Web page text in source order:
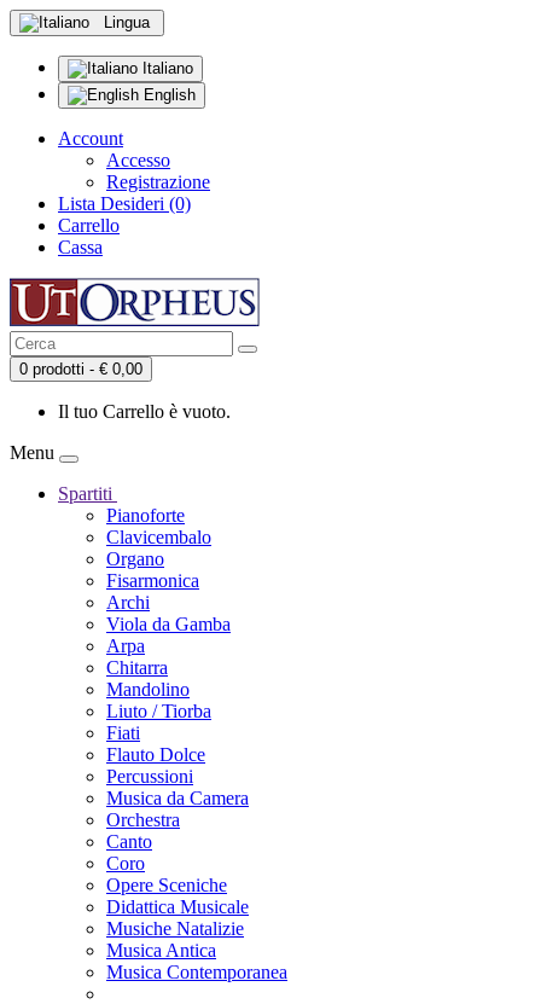
Lingua
Italiano
English
Account
Accesso
Registrazione
Lista Desideri (0)
Carrello
Cassa
0 prodotti - € 0,00
Il tuo Carrello è vuoto.
Menu
Spartiti
Pianoforte
Clavicembalo
Organo
Fisarmonica
Archi
Viola da Gamba
Arpa
Chitarra
Mandolino
Liuto / Tiorba
Fiati
Flauto Dolce
Percussioni
Musica da Camera
Orchestra
Canto
Coro
Opere Sceniche
Didattica Musicale
Musiche Natalizie
Musica Antica
Musica Contemporanea